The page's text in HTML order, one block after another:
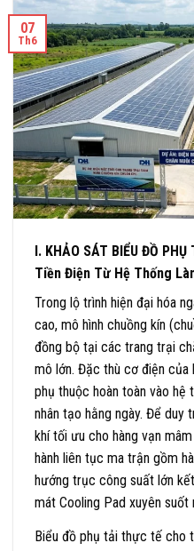
07
Th6
I. KHẢO SÁT BIỂU ĐỒ
Tiền Điện Từ Hệ Thống
Trong lộ trình hiện đại hóa
cao, mô hình chuồng kín
đồng bộ tại các trang trại
mô lớn. Đặc thù cơ điện
phụ thuộc hoàn toàn vào
nhân tạo hằng ngày. Để duy
khí tối ưu cho hàng vạn
hành liên tục ma trận gồm
hướng trục công suất lớn
mát Cooling Pad xuyên suốt
Biểu đồ phụ tải thực tế cho